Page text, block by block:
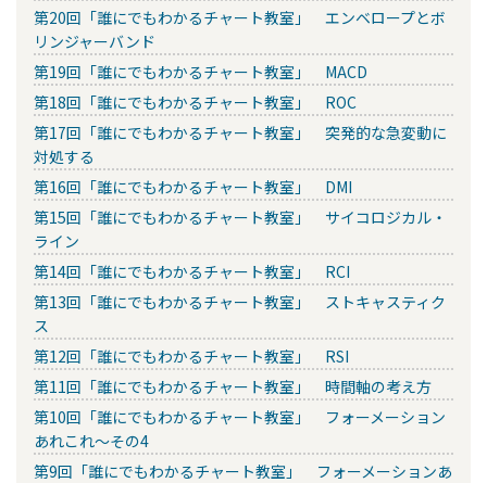
第20回「誰にでもわかるチャート教室」 エンベロープとボ
リンジャーバンド
第19回「誰にでもわかるチャート教室」 MACD
第18回「誰にでもわかるチャート教室」 ROC
第17回「誰にでもわかるチャート教室」 突発的な急変動に
対処する
第16回「誰にでもわかるチャート教室」 DMI
第15回「誰にでもわかるチャート教室」 サイコロジカル・
ライン
第14回「誰にでもわかるチャート教室」 RCI
第13回「誰にでもわかるチャート教室」 ストキャスティク
ス
第12回「誰にでもわかるチャート教室」 RSI
第11回「誰にでもわかるチャート教室」 時間軸の考え方
第10回「誰にでもわかるチャート教室」 フォーメーション
あれこれ～その4
第9回「誰にでもわかるチャート教室」 フォーメーションあ